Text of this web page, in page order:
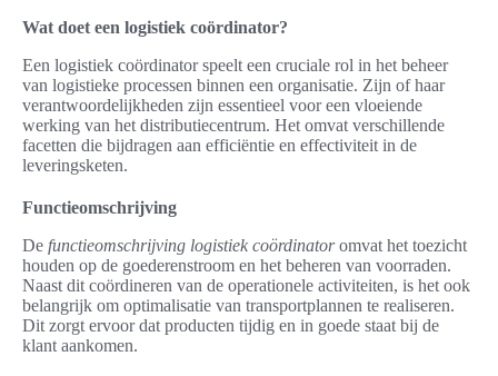
Wat doet een logistiek coördinator?
Een logistiek coördinator speelt een cruciale rol in het beheer
van logistieke processen binnen een organisatie. Zijn of haar
verantwoordelijkheden zijn essentieel voor een vloeiende
werking van het distributiecentrum. Het omvat verschillende
facetten die bijdragen aan efficiëntie en effectiviteit in de
leveringsketen.
Functieomschrijving
De functieomschrijving logistiek coördinatoromvat het toezicht
houden op de goederenstroom en het beheren van voorraden.
Naast dit coördineren van de operationele activiteiten, is het ook
belangrijk om optimalisatie van transportplannen te realiseren.
Dit zorgt ervoor dat producten tijdig en in goede staat bij de
klant aankomen.